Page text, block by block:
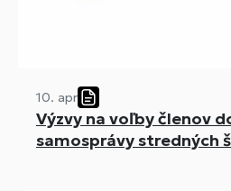
10. apr
Výzvy na voľby členov
samosprávy stredných